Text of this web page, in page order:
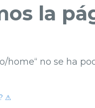
la
home“ no se ha
⚠︎